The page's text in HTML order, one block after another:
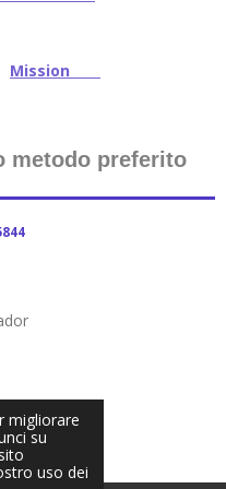
migliorare
su
uso dei
Mission
metodo preferito